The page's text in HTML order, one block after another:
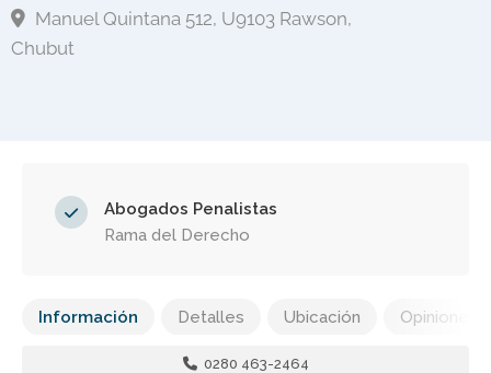
Manuel Quintana 512, U9103 Rawson,
Chubut
Abogados Penalistas
Rama del Derecho
Información Detalles Ubicación Opiniones
0280 463-2464